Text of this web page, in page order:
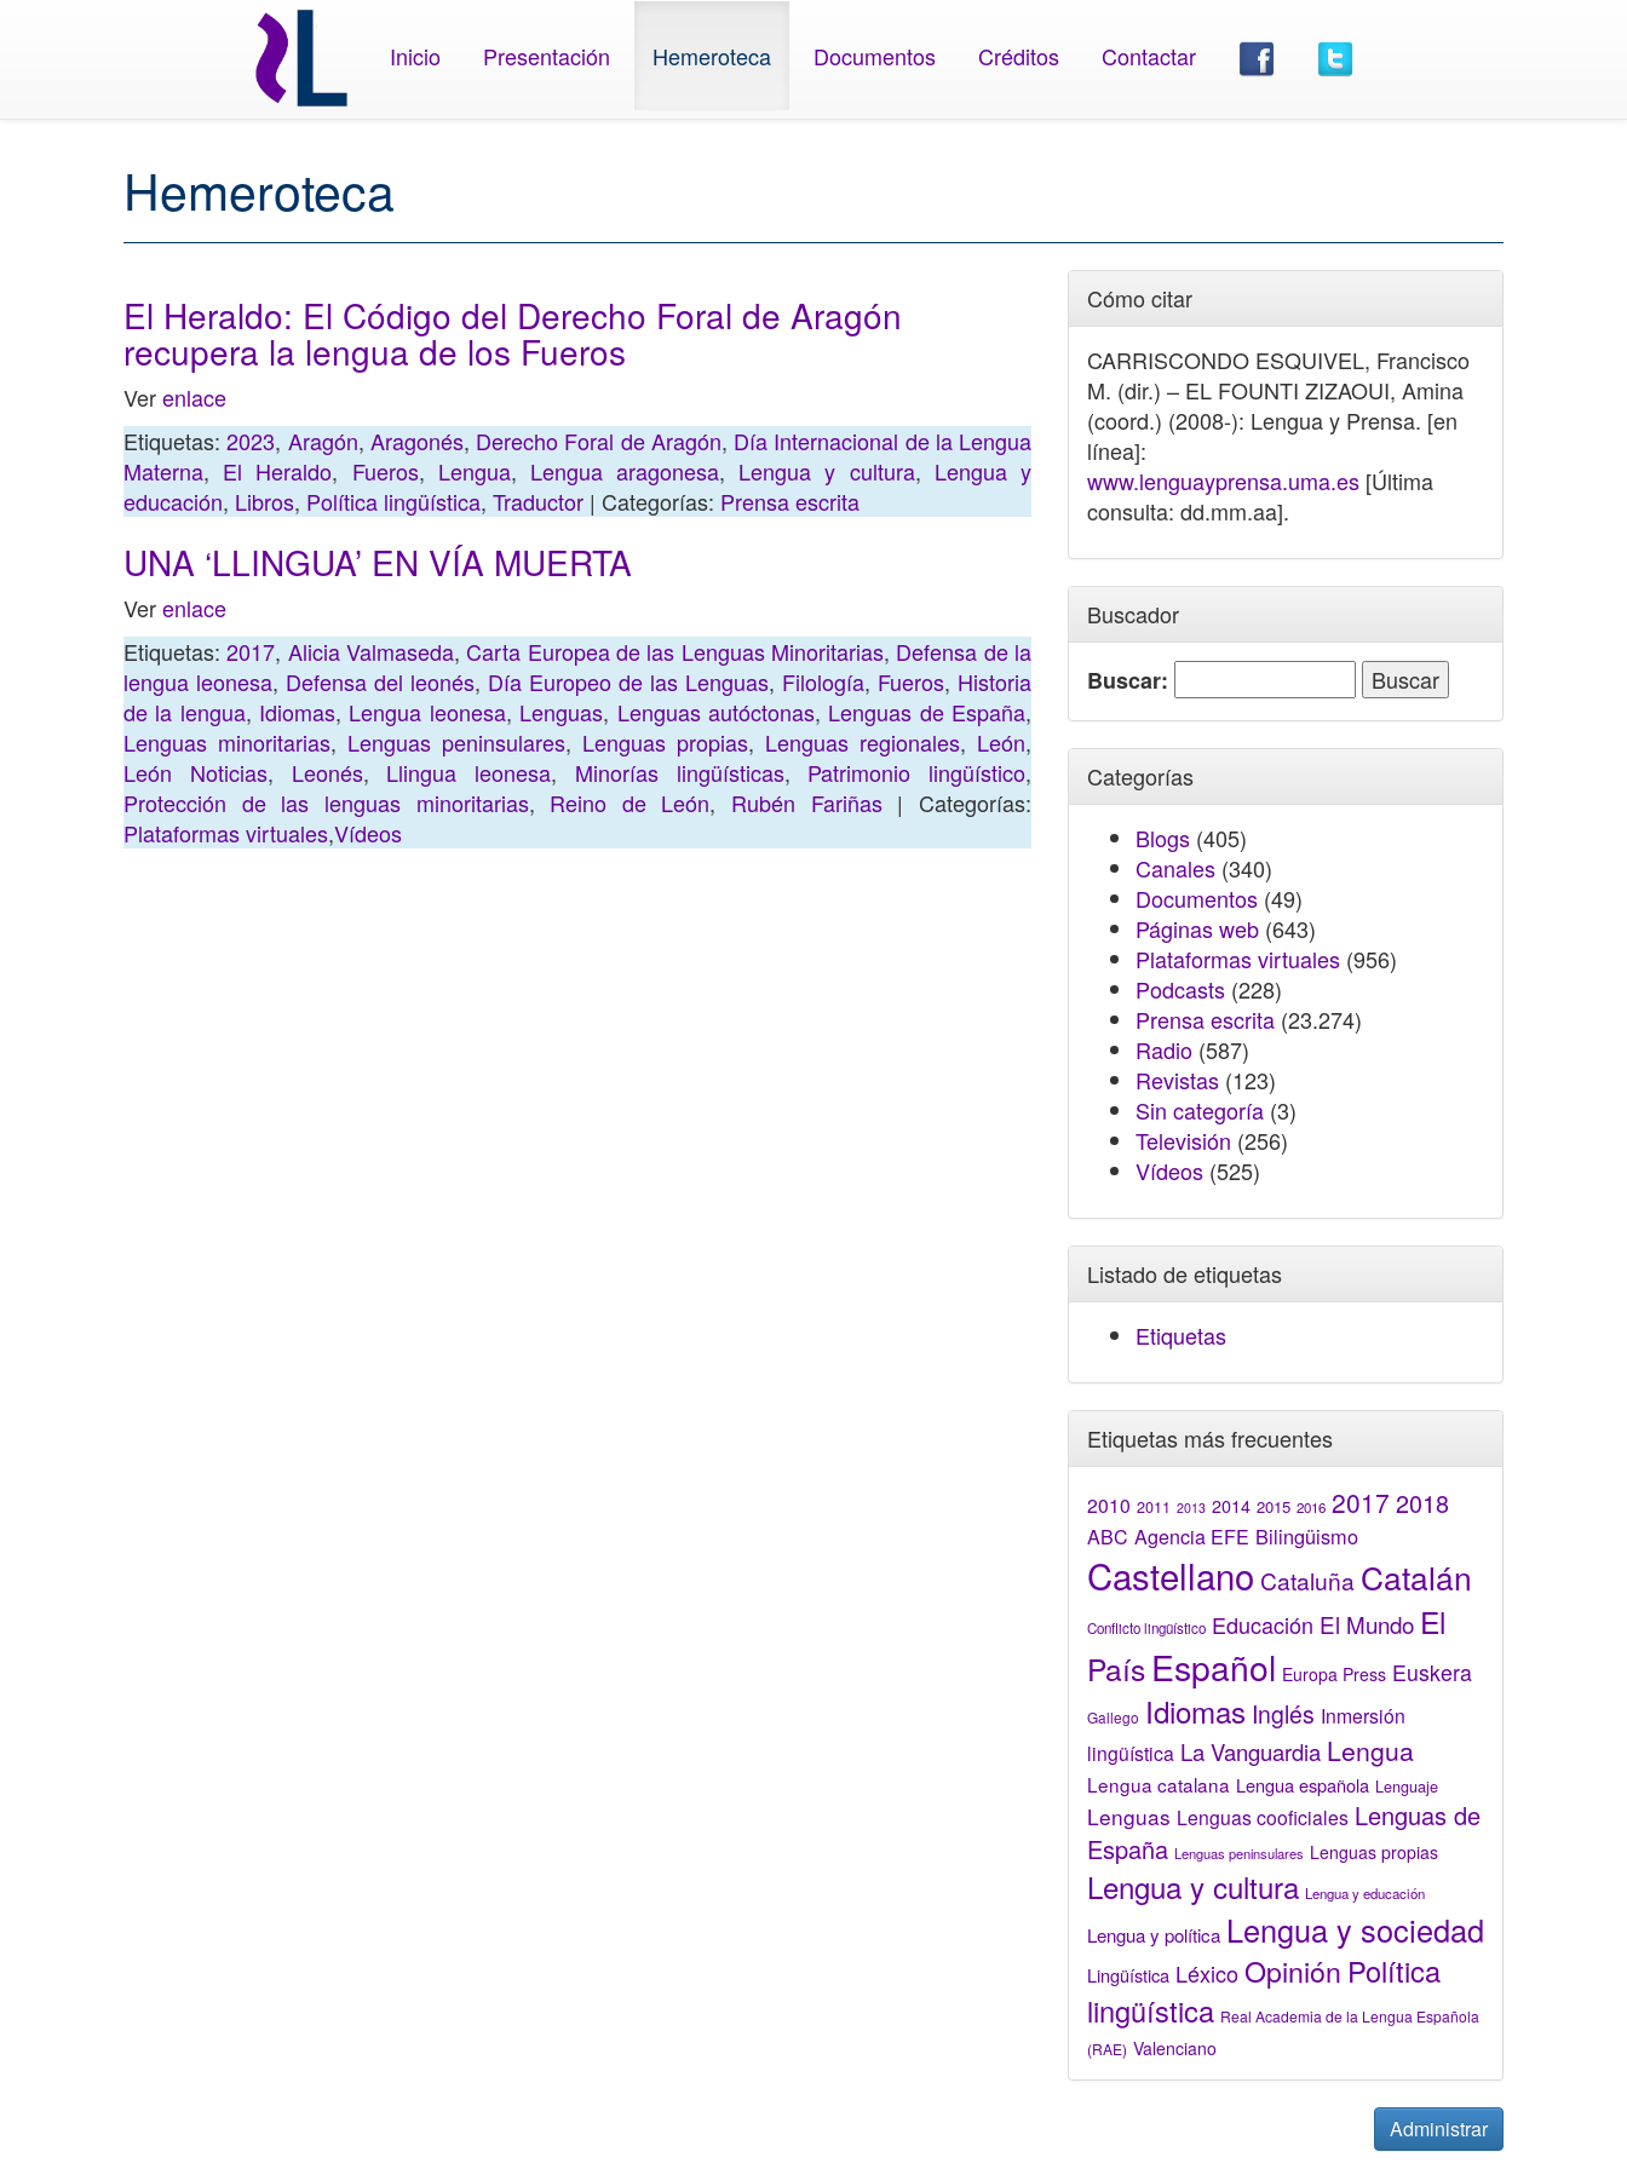
Inicio Presentación Hemeroteca Documentos Créditos Contactar
Hemeroteca
El Heraldo: El Código del Derecho Foral de Aragón
recupera la lengua de los Fueros
Verenlace
Etiquetas:2023, Aragón, Aragonés, Derecho Foral de Aragón, Día Internacional de la Lengua
Materna, El Heraldo, Fueros, Lengua, Lengua aragonesa, Lengua y cultura, Lengua y
educación, Libros, Política lingüística, Traductor | Categorías: Prensa escrita
UNA ‘LLINGUA’ EN VÍA MUERTA
Verenlace
Etiquetas:2017, Alicia Valmaseda,Carta Europea de las Lenguas Minoritarias, Defensa de la
lengua leonesa, Defensa del leonés, Día Europeo de las Lenguas, Filología, Fueros, Historia
de la lengua, Idiomas, Lengua leonesa, Lenguas, Lenguas autóctonas, Lenguas de España,
Lenguas minoritarias, Lenguas peninsulares, Lenguas propias, Lenguas regionales, León,
León Noticias, Leonés, Llingua leonesa, Minorías lingüísticas, Patrimonio lingüístico,
Protección de las lenguas minoritarias, Reino de León, Rubén Fariñas| Categorías:
Plataformas virtuales,Vídeos
Cómo citar
CARRISCONDO ESQUIVEL, Francisco
M. (dir.) – EL FOUNTI ZIZAOUI, Amina
(coord.) (2008-): Lengua y Prensa. [en
línea]:
www.lenguayprensa.uma.es [Última
consulta: dd.mm.aa].
Buscador
Buscar:
Categorías
Blogs (405)
Canales (340)
Documentos (49)
Páginas web (643)
Plataformas virtuales (956)
Podcasts (228)
Prensa escrita (23.274)
Radio (587)
Revistas (123)
Sin categoría (3)
Televisión (256)
Vídeos (525)
Listado de etiquetas
Etiquetas
Etiquetas más frecuentes
2010 2011 2013 2014 2015 2016 2017 2018
ABC Agencia EFE Bilingüismo
Castellano Cataluña Catalán
Conflicto lingüístico Educación El Mundo El
País Español Europa Press Euskera
Gallego Idiomas Inglés Inmersión
lingüística La Vanguardia Lengua
Lengua catalana Lengua española Lenguaje
Lenguas Lenguas cooficiales Lenguas de
España Lenguas peninsulares Lenguas propias
Lengua y cultura Lengua y educación
Lengua y política Lengua y sociedad
Lingüística LéxicoOpinión Política
lingüística Real Academia de la Lengua Española
(RAE) Valenciano
Administrar